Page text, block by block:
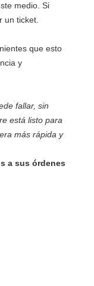
medio. Si
un ticket.
que esto
y
fallar, sin
está listo para
más rápida y
a sus órdenes